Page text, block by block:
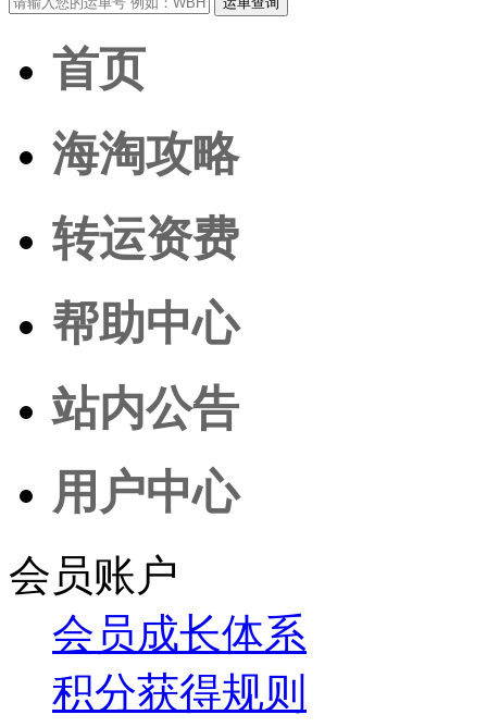
首页
海淘攻略
转运资费
帮助中心
站内公告
用户中心
会员账户
会员成长体系
积分获得规则